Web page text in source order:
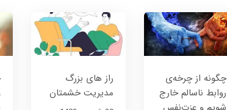
چگونه از چرخه‌ی
روابط ناسالم خارج
راز های بزرگ
مدیریت خشمتان